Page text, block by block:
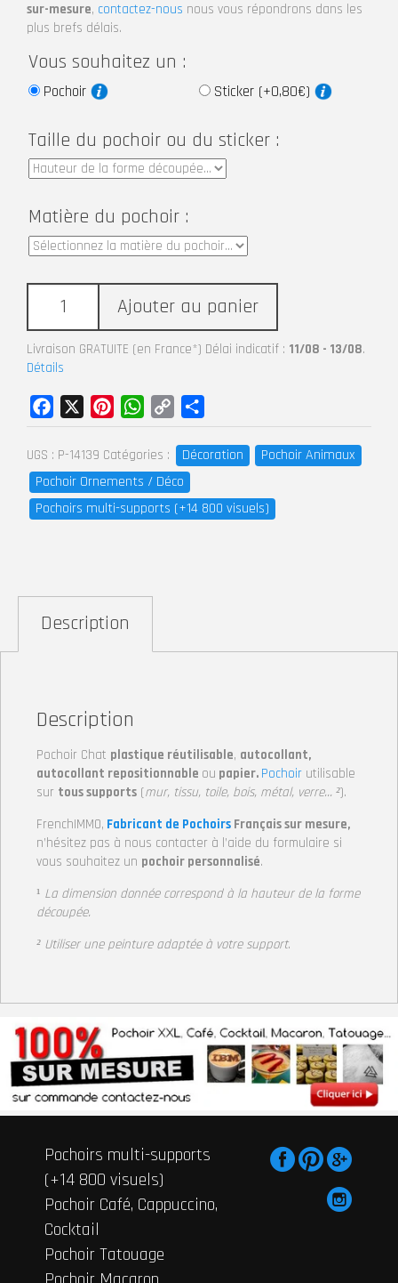
sur-mesure, contactez-nous nous vous répondrons dans les
plus brefs délais.
Vous souhaitez un :
Pochoir Sticker (+0,80€)
Taille du pochoir ou du sticker :
Matière du pochoir :
Ajouter au panier
Livraison GRATUITE (en France*) Délai indicatif : 11/08 - 13/08.
Détails
UGS : P-14139 Catégories : Décoration
Pochoir Animaux
Pochoir Ornements / Déco
Pochoirs multi-supports (+14 800 visuels)
Facebook PinterestWhatsApp
Copy
Link
Description
Description
Pochoir Chat plastique réutilisable, autocollant,
autocollant repositionnable ou papier. Pochoir utilisable
sur tous supports (mur, tissu, toile, bois, métal, verre… ²).
FrenchIMMO, Fabricant de Pochoirs Français sur mesure,
n’hésitez pas à nous contacter à l’aide du formulaire si
vous souhaitez un pochoir personnalisé.
¹ La dimension donnée correspond à la hauteur de la forme
découpée.
² Utiliser une peinture adaptée à votre support.
Pochoirs multi-supports
(+14 800 visuels)
Pochoir Café, Cappuccino,
Cocktail
Pochoir Tatouage